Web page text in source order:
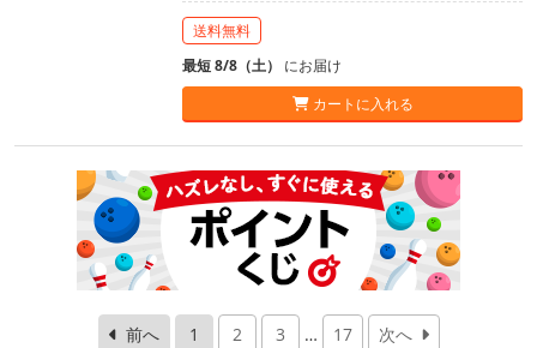
送料無料
最短 8/8（土） にお届け
カートに入れる
前へ 1 2 3 … 17 次へ